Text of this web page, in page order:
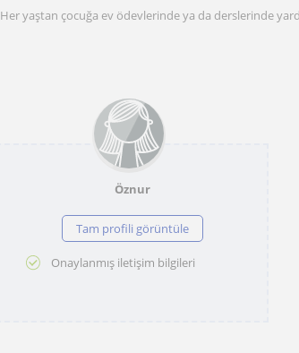
Her yaştan çocuğa ev ödevlerinde ya da derslerinde
Öznur
Tam profili görüntüle
Onaylanmış iletişim bilgileri